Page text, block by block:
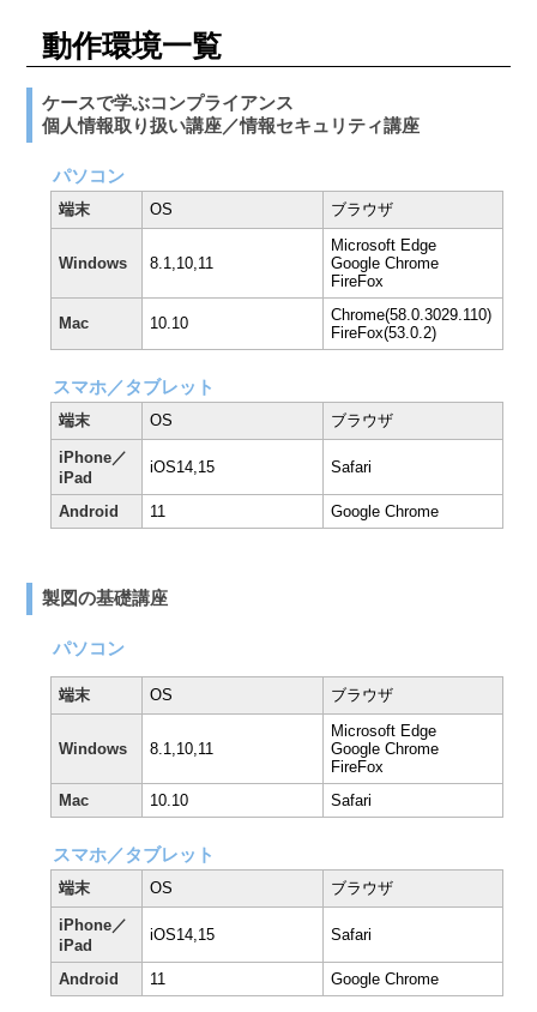
動作環境一覧
ケースで学ぶコンプライアンス
個人情報取り扱い講座／情報セキュリティ講座
パソコン
端末 OS ブラウザ
Windows 8.1,10,11
Microsoft Edge
Google Chrome
FireFox
Mac 10.10
Chrome(58.0.3029.110)
FireFox(53.0.2)
スマホ／タブレット
端末 OS ブラウザ
iPhone／
iPad
iOS14,15 Safari
Android 11 Google Chrome
製図の基礎講座
パソコン
端末 OS ブラウザ
Windows 8.1,10,11
Microsoft Edge
Google Chrome
FireFox
Mac
10.10 Safari
スマホ／タブレット
端末 OS ブラウザ
iPhone／
iPad
iOS14,15 Safari
Android 11 Google Chrome